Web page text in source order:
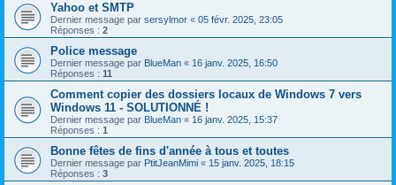
Yahoo et SMTP
Dernier message par sersylmor « 05 févr. 2025, 23:05
Réponses : 2
Police message
Dernier message par BlueMan « 16 janv. 2025, 16:50
Réponses : 11
Comment copier des dossiers locaux de Windows 7 vers
Windows 11 - SOLUTIONNÉ !
Dernier message par BlueMan « 16 janv. 2025, 15:37
Réponses : 1
Bonne fêtes de fins d'année à tous et toutes
Dernier message par PtitJeanMimi « 15 janv. 2025, 18:15
Réponses : 3